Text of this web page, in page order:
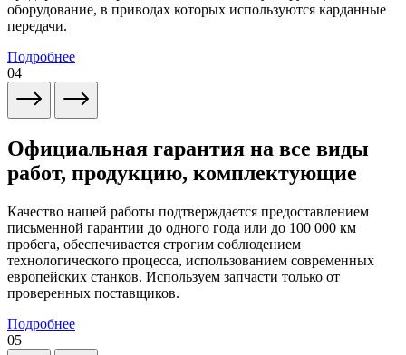
оборудование, в приводах которых используются карданные
передачи.
Подробнее
04
Официальная гарантия на все виды
работ, продукцию, комплектующие
Качество нашей работы подтверждается предоставлением
письменной гарантии до одного года или до 100 000 км
пробега, обеспечивается строгим соблюдением
технологического процесса, использованием современных
европейских станков. Используем запчасти только от
проверенных поставщиков.
Подробнее
05